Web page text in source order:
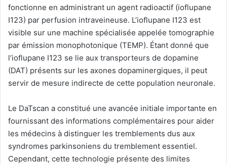
fonctionne en administrant un agent radioactif (ioflupane
I123) par perfusion intraveineuse. L’ioflupane I123 est
visible sur une machine spécialisée appelée tomographie
par émission monophotonique (TEMP). Étant donné que
l’ioflupane I123 se lie aux transporteurs de dopamine
(DAT) présents sur les axones dopaminergiques, il peut
servir de mesure indirecte de cette population neuronale.
Le DaTscan a constitué une avancée initiale importante en
fournissant des informations complémentaires pour aider
les médecins à distinguer les tremblements dus aux
syndromes parkinsoniens du tremblement essentiel.
Cependant, cette technologie présente des limites